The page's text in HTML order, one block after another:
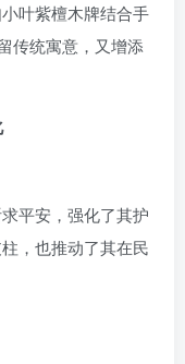
叶紫檀木牌结合手
传统寓意，又增添
平安，强化了其护
，也推动了其在民